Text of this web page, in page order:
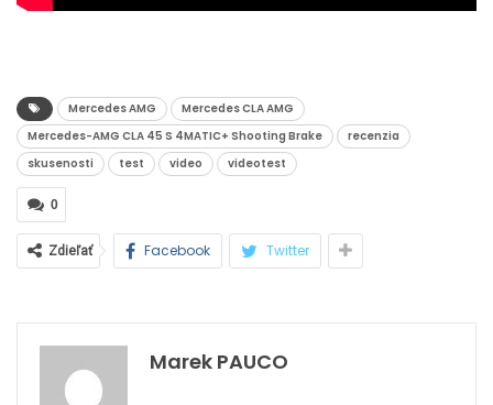
Mercedes AMG
Mercedes CLA AMG
Mercedes-AMG CLA 45 S 4MATIC+ Shooting Brake
recenzia
skusenosti
test video videotest
0
Zdieľať Facebook Twitter
Marek PAUCO